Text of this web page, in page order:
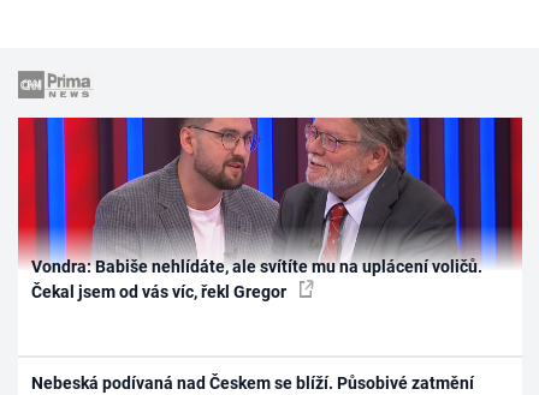
Vondra: Babiše nehlídáte, ale svítíte mu na uplácení voličů.
Čekal jsem od vás víc, řekl Gregor
Nebeská podívaná nad Českem se blíží. Působivé zatmění